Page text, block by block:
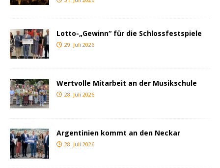
Lotto-„Gewinn“ für die Schlossfestspiele
29. Juli 2026
Wertvolle Mitarbeit an der Musikschule
28. Juli 2026
Argentinien kommt an den Neckar
28. Juli 2026